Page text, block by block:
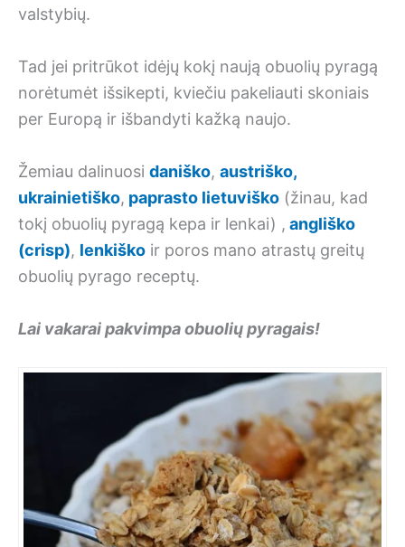
valstybių.
Tad jei pritrūkot idėjų kokį naują obuolių pyragą
norėtumėt išsikepti, kviečiu pakeliauti skoniais
per Europą ir išbandyti kažką naujo.
Žemiau dalinuosi daniško, austriško,
ukrainietiško, paprasto lietuviško (žinau, kad
tokį obuolių pyragą kepa ir lenkai) , angliško
(crisp), lenkiško ir poros mano atrastų greitų
obuolių pyrago receptų.
Lai vakarai pakvimpa obuolių pyragais!